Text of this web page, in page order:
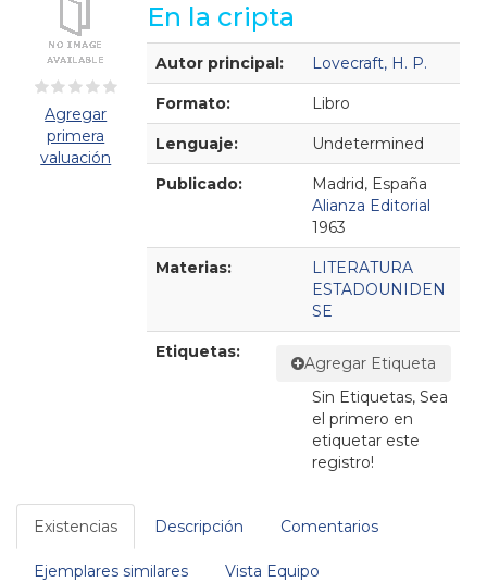
Agregar
primera
valuación
En la cripta
Detalles Bibliográficos
Autor principal: Lovecraft, H. P.
Formato: Libro
Lenguaje: Undetermined
Publicado:
Madrid, España
Alianza Editorial
1963
Materias:
LITERATURA
ESTADOUNIDEN
SE
Etiquetas:
Agregar Etiqueta
Sin Etiquetas, Sea
el primero en
etiquetar este
registro!
Existencias Descripción Comentarios
Ejemplares similares Vista Equipo